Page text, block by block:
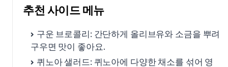
추천 사이드 메뉴
구운 브로콜리: 간단하게 올리브유와 소금을 뿌려
구우면 맛이 좋아요.
퀴노아 샐러드: 퀴노아에 다양한 채소를 섞어 영